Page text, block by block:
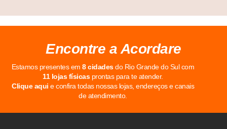
Encontre a Acordare
Estamos presentes em8 cidadesdo Rio Grande do Sul com
11 lojas físicasprontas para te atender.
Clique aqui e confira todas nossas lojas, endereços e canais
de atendimento.